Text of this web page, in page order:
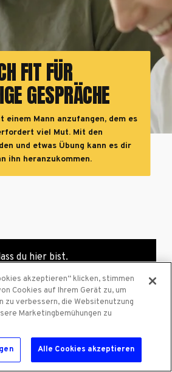
FIT FÜR
GESPRÄCHE
einem Mann anzufangen, dem es
viel Mut. Mit den
und etwas Übung kann es dir
ihn heranzukommen.
du hier bist.
akzeptieren“ klicken, stimmen
Cookies auf Ihrem Gerät zu, um
zu verbessern, die Websitenutzung
Marketingbemühungen zu
Alle Cookies akzeptieren